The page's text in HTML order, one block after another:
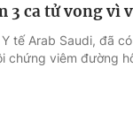
3 ca tử vong vì
tế Arab Saudi, đã
chứng viêm đường